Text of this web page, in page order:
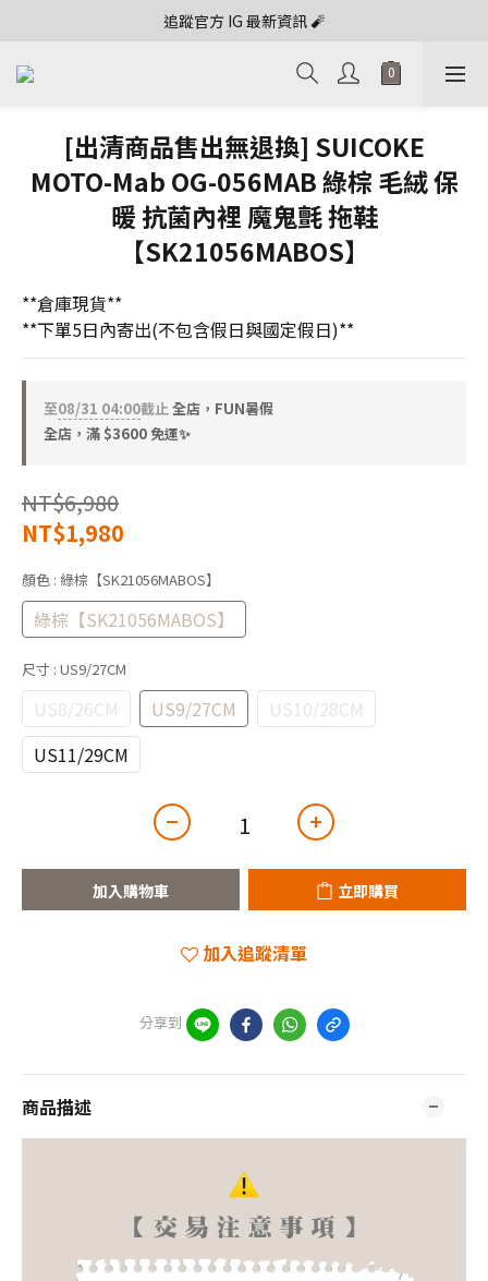
追蹤官方 IG 最新資訊 🧨
[出清商品售出無退換] SUICOKE
MOTO-Mab OG-056MAB 綠棕 毛絨 保
暖 抗菌內裡 魔鬼氈 拖鞋
【SK21056MABOS】
**倉庫現貨**
**下單5日內寄出(不包含假日與國定假日)**
至08/31 04:00截止全店，FUN暑假
全店，滿 $3600 免運✨
NT$6,980
NT$1,980
顏色 : 綠棕【SK21056MABOS】
綠棕【SK21056MABOS】
尺寸 : US9/27CM
US8/26CM US9/27CM
US10/28CM
US11/29CM
加入購物車 立即購買
加入追蹤清單
分享到
商品描述